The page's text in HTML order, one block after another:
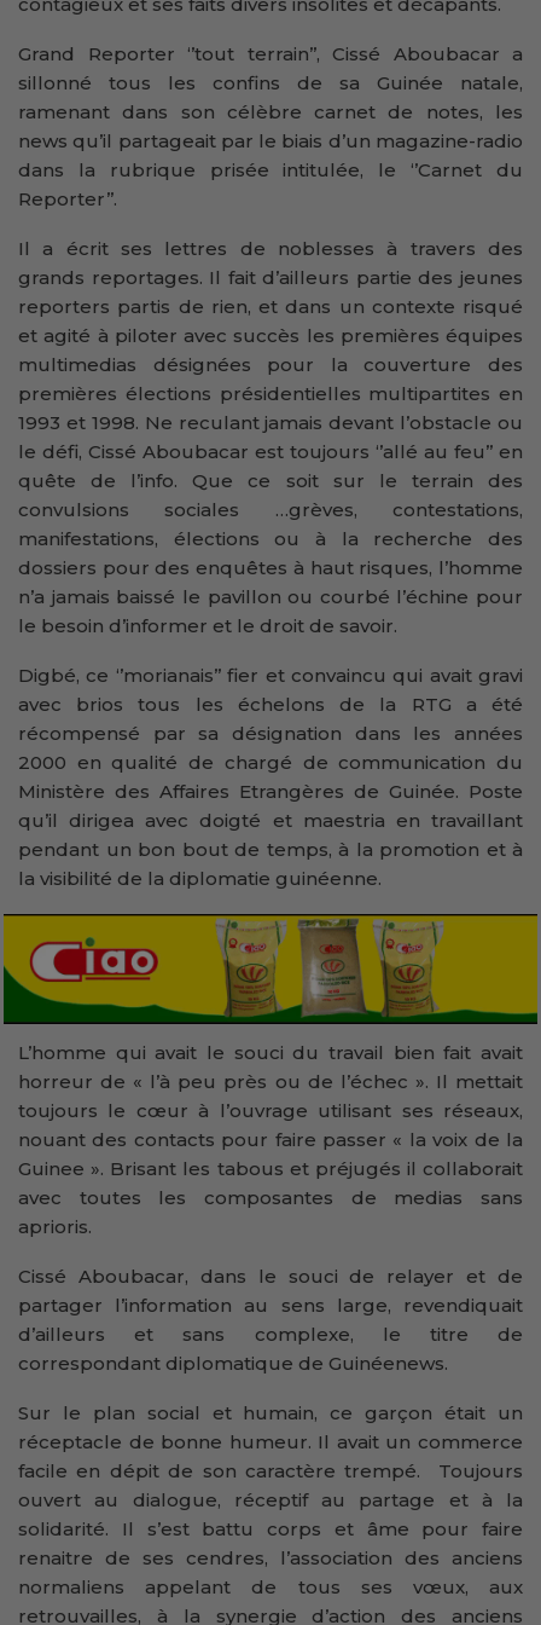
Grand Reporter ‘’tout terrain’’, Cissé Aboubacar a
sillonné tous les confins de sa Guinée natale,
ramenant dans son célèbre carnet de notes, les
news qu’il partageait par le biais d’un magazine-radio
dans la rubrique prisée intitulée, le ‘’Carnet du
Reporter’’.
Il a écrit ses lettres de noblesses à travers des
grands reportages. Il fait d’ailleurs partie des jeunes
reporters partis de rien, et dans un contexte risqué
et agité à piloter avec succès les premières équipes
multimedias désignées pour la couverture des
premières élections présidentielles multipartites en
1993 et 1998. Ne reculant jamais devant l’obstacle ou
le défi, Cissé Aboubacar est toujours ‘’allé au feu’’ en
quête de l’info. Que ce soit sur le terrain des
convulsions sociales …grèves, contestations,
manifestations, élections ou à la recherche des
dossiers pour des enquêtes à haut risques, l’homme
n’a jamais baissé le pavillon ou courbé l’échine pour
le besoin d’informer et le droit de savoir.
Digbé, ce ‘’morianais’’ fier et convaincu qui avait gravi
avec brios tous les échelons de la RTG a été
récompensé par sa désignation dans les années
2000 en qualité de chargé de communication du
Ministère des Affaires Etrangères de Guinée. Poste
qu’il dirigea avec doigté et maestria en travaillant
pendant un bon bout de temps, à la promotion et à
la visibilité de la diplomatie guinéenne.
L’homme qui avait le souci du travail bien fait avait
horreur de « l’à peu près ou de l’échec ». Il mettait
toujours le cœur à l’ouvrage utilisant ses réseaux,
nouant des contacts pour faire passer « la voix de la
Guinee ». Brisant les tabous et préjugés il collaborait
avec toutes les composantes de medias sans
aprioris.
Cissé Aboubacar, dans le souci de relayer et de
partager l’information au sens large, revendiquait
d’ailleurs et sans complexe, le titre de
correspondant diplomatique de Guinéenews.
Sur le plan social et humain, ce garçon était un
réceptacle de bonne humeur. Il avait un commerce
facile en dépit de son caractère trempé. Toujours
ouvert au dialogue, réceptif au partage et à la
solidarité. Il s’est battu corps et âme pour faire
renaitre de ses cendres, l’association des anciens
normaliens appelant de tous ses vœux, aux
retrouvailles, à la synergie d’action des anciens